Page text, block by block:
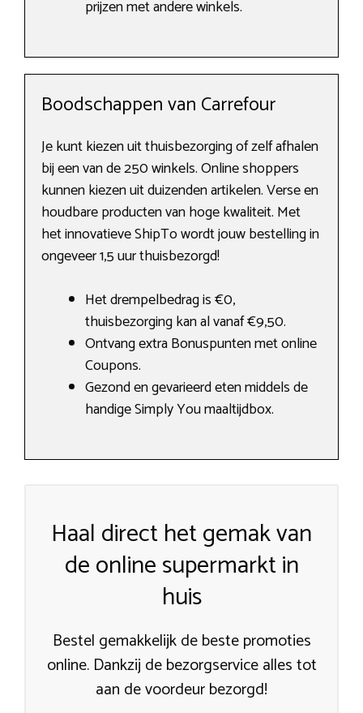
prijzen met andere winkels.
Boodschappen van Carrefour
Je kunt kiezen uit thuisbezorging of zelf afhalen
bij een van de 250 winkels. Online shoppers
kunnen kiezen uit duizenden artikelen. Verse en
houdbare producten van hoge kwaliteit. Met
het innovatieve ShipTo wordt jouw bestelling in
ongeveer 1,5 uur thuisbezorgd!
Het drempelbedrag is €0,
thuisbezorging kan al vanaf €9,50.
Ontvang extra Bonuspunten met online
Coupons.
Gezond en gevarieerd eten middels de
handige Simply You maaltijdbox.
Haal direct het gemak van
de online supermarkt in
huis
Bestel gemakkelijk de beste promoties
online. Dankzij de bezorgservice alles tot
aan de voordeur bezorgd!